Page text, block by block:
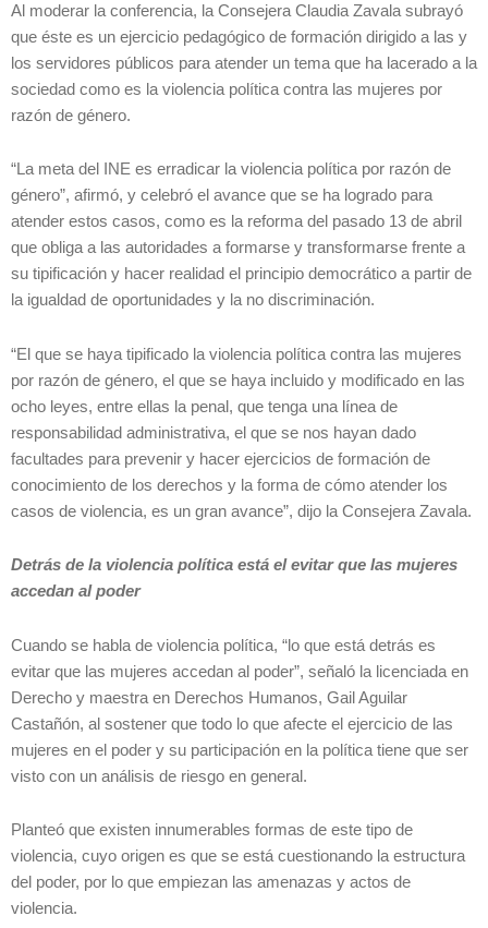
Al moderar la conferencia, la Consejera Claudia Zavala subrayó
que éste es un ejercicio pedagógico de formación dirigido a las y
los servidores públicos para atender un tema que ha lacerado a la
sociedad como es la violencia política contra las mujeres por
razón de género.
“La meta del INE es erradicar la violencia política por razón de
género”, afirmó, y celebró el avance que se ha logrado para
atender estos casos, como es la reforma del pasado 13 de abril
que obliga a las autoridades a formarse y transformarse frente a
su tipificación y hacer realidad el principio democrático a partir de
la igualdad de oportunidades y la no discriminación.
“El que se haya tipificado la violencia política contra las mujeres
por razón de género, el que se haya incluido y modificado en las
ocho leyes, entre ellas la penal, que tenga una línea de
responsabilidad administrativa, el que se nos hayan dado
facultades para prevenir y hacer ejercicios de formación de
conocimiento de los derechos y la forma de cómo atender los
casos de violencia, es un gran avance”, dijo la Consejera Zavala.
Detrás de la violencia política está el evitar que las mujeres
accedan al poder
Cuando se habla de violencia política, “lo que está detrás es
evitar que las mujeres accedan al poder”, señaló la licenciada en
Derecho y maestra en Derechos Humanos, Gail Aguilar
Castañón, al sostener que todo lo que afecte el ejercicio de las
mujeres en el poder y su participación en la política tiene que ser
visto con un análisis de riesgo en general.
Planteó que existen innumerables formas de este tipo de
violencia, cuyo origen es que se está cuestionando la estructura
del poder, por lo que empiezan las amenazas y actos de
violencia.